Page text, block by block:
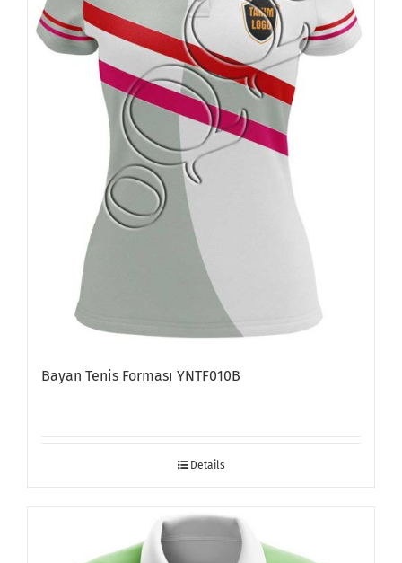
Bayan Tenis Forması YNTF010B
Details